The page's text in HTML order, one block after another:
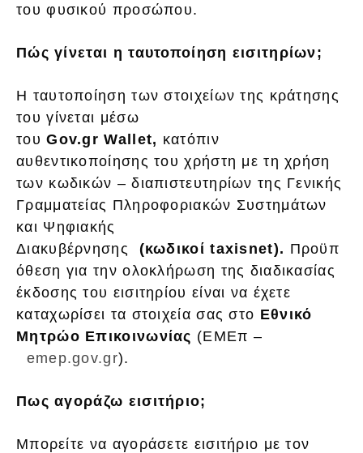
του φυσικού προσώπου.
Πώς γίνεται η ταυτοποίηση εισιτηρίων;
Η ταυτοποίηση των στοιχείων της κράτησης
του γίνεται μέσω
τουGov.gr Wallet, κατόπιν
αυθεντικοποίησης του χρήστη με τη χρήση
των κωδικών – διαπιστευτηρίων της Γενικής
Γραμματείας Πληροφοριακών Συστημάτων
και Ψηφιακής
Διακυβέρνησης (κωδικοί taxisnet). Προϋπ
όθεση για την ολοκλήρωση της διαδικασίας
έκδοσης του εισιτηρίου είναι να έχετε
καταχωρίσει τα στοιχεία σας στο Εθνικό
Μητρώο Επικοινωνίας (ΕΜΕπ –
emep.gov.gr).
Πως αγοράζω εισιτήριο;
Μπορείτε να αγοράσετε εισιτήριο με τον